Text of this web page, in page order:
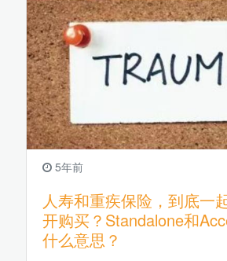
5年前
人寿和重疾保险，到底一
开购买？Standalone和
什么意思？